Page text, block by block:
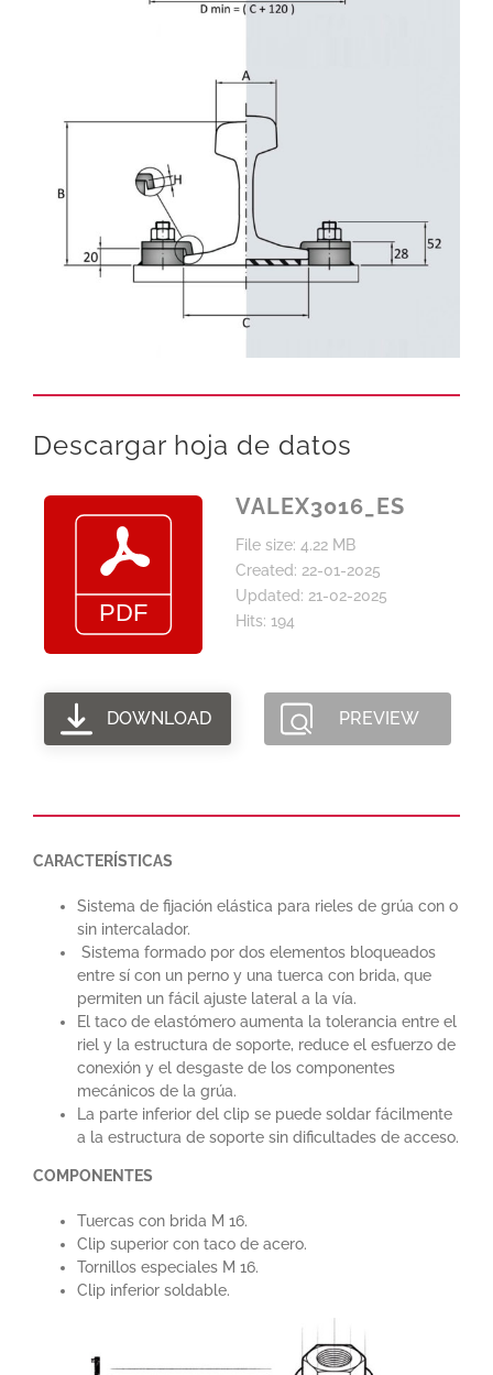
Descargar hoja de datos
VALEX3016_ES
File size: 4.22 MB
Created: 22-01-2025
Updated: 21-02-2025
Hits: 194
DOWNLOAD PREVIEW
CARACTERÍSTICAS
Sistema de fijación elástica para rieles de grúa con o
sin intercalador.
Sistema formado por dos elementos bloqueados
entre sí con un perno y una tuerca con brida, que
permiten un fácil ajuste lateral a la vía.
El taco de elastómero aumenta la tolerancia entre el
riel y la estructura de soporte, reduce el esfuerzo de
conexión y el desgaste de los componentes
mecánicos de la grúa.
La parte inferior del clip se puede soldar fácilmente
a la estructura de soporte sin dificultades de acceso.
COMPONENTES
Tuercas con brida M 16.
Clip superior con taco de acero.
Tornillos especiales M 16.
Clip inferior soldable.